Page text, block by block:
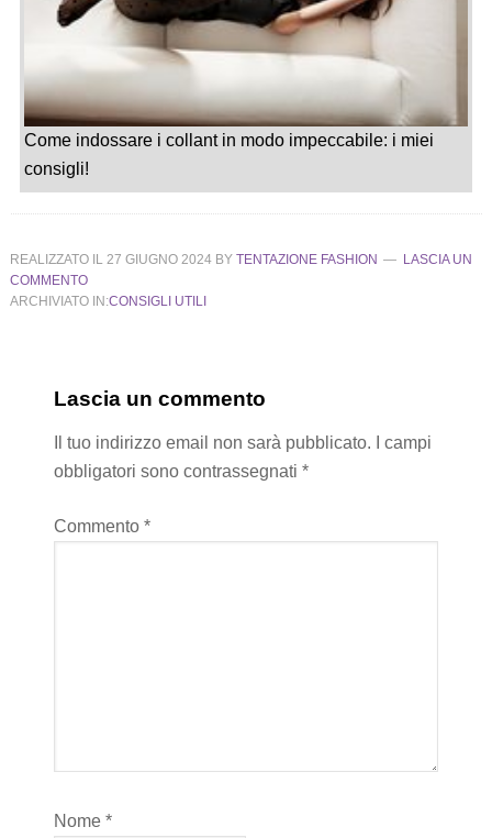
Come indossare i collant in modo impeccabile: i miei
consigli!
REALIZZATO IL 27 GIUGNO 2024BY TENTAZIONE FASHION
LASCIA UN
COMMENTO
ARCHIVIATO IN:CONSIGLI UTILI
Lascia un commento
Il tuo indirizzo email non sarà pubblicato.
I campi
obbligatori sono contrassegnati *
Commento *
Nome *